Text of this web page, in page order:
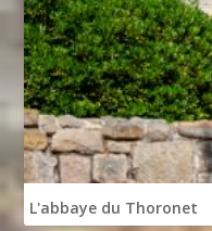
L'abbaye du Thoronet